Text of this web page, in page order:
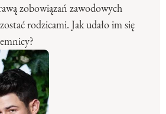
zobowiązań zawodowych
rodzicami. Jak udało im się